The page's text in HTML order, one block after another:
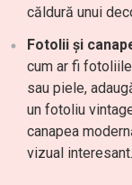
căldură unui
Fotolii și
cum ar fi
sau piele,
un fotoliu
canapea
vizual interesant.